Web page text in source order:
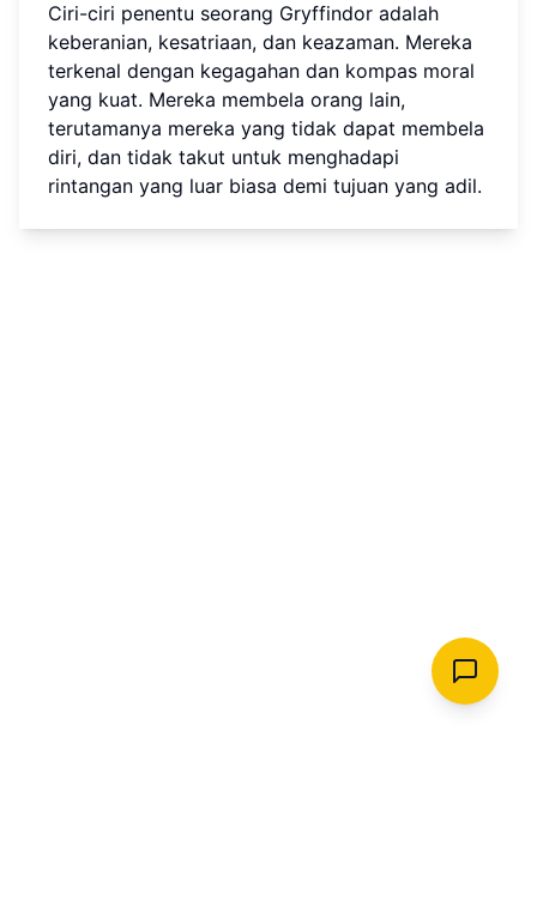
Ciri-ciri penentu seorang Gryffindor adalah
keberanian, kesatriaan, dan keazaman. Mereka
terkenal dengan kegagahan dan kompas moral
yang kuat. Mereka membela orang lain,
terutamanya mereka yang tidak dapat membela
diri, dan tidak takut untuk menghadapi
rintangan yang luar biasa demi tujuan yang adil.